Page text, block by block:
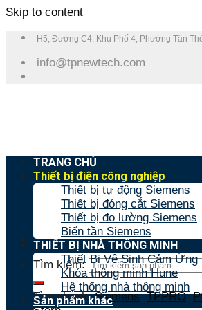
Skip to content
H5, Đường C4, Khu Phố 4, Phường Tân
info@tpnewtech.com
Tìm kiếm:
Tìm nhanh:Siemens,TPPRO,
TRANG CHỦ
Thiết bị điện công nghiệp
Thiết bị tự động Siemens
Thiết bị đóng cắt Siemens
Thiết bị đo lường Siemens
Biến tần Siemens
THIẾT BỊ NHÀ THÔNG MINH
Thiết Bị Vệ Sinh Cảm Ứng
Khóa thông minh Hune
Hệ thống nhà thông minh
Sản phẩm khác